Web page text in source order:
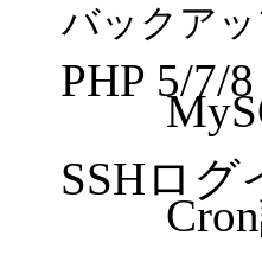
バックア
PHP 5/7/8
SSHログ